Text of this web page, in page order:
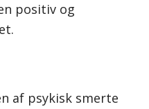
positiv og
af psykisk smerte